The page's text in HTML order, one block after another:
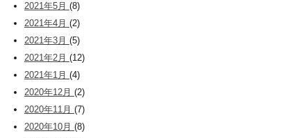
2021年5月 (8)
2021年4月 (2)
2021年3月 (5)
2021年2月 (12)
2021年1月 (4)
2020年12月 (2)
2020年11月 (7)
2020年10月 (8)